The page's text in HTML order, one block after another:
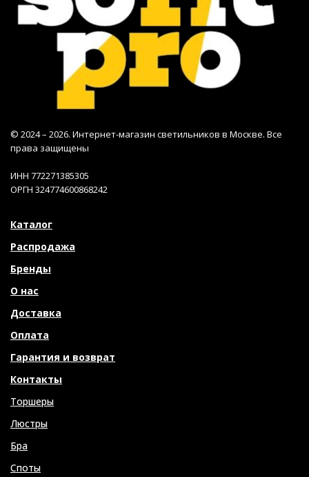
© 2024 – 2026. Интернет-магазин светильников в Москве. Все
права защищены
ИНН 772271385305
ОРГН 324774600868242
Каталог
Распродажа
Бренды
О нас
Доставка
Оплата
Гарантия и возврат
Контакты
Торшеры
Люстры
Бра
Споты